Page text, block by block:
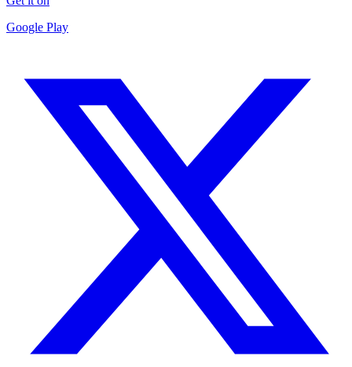
Google Play